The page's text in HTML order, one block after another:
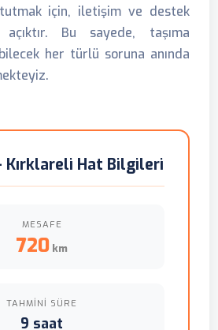
için, iletişim ve destek
Bu sayede, taşıma
her türlü soruna anında
Kırklareli Hat Bilgileri
MESAFE
720 km
TAHMINI SÜRE
9 saat